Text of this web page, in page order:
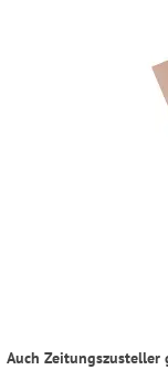
Auch Zeitungszusteller